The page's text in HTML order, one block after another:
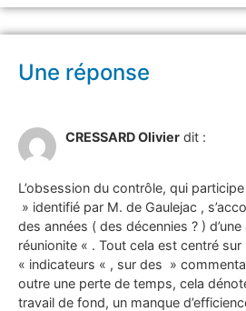
Une réponse
CRESSARD Olivier dit :
L’obsession du contrôle, qui
» identifié par M. de Gaulejac ,
des années ( des décennies ? )
réunionite « . Tout cela est centré sur
« indicateurs « , sur des »
outre une perte de temps, cela
travail de fond, un manque